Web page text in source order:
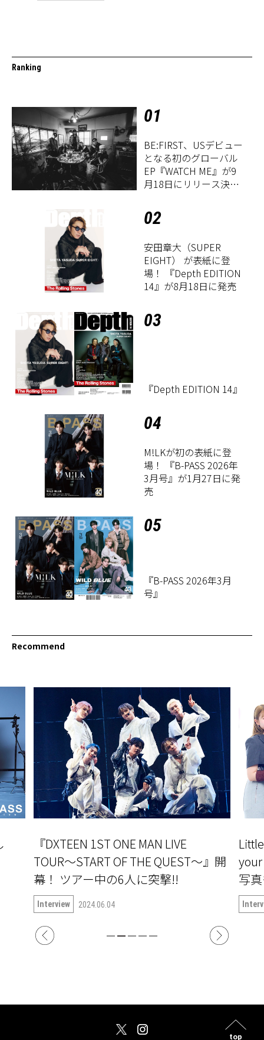
Ranking
01
BE:FIRST、USデビュー
となる初のグローバル
EP『WATCH ME』が9
月18日にリリース決
02
安田章大（SUPER
EIGHT） が表紙に登
場！ 『Depth EDITION
14』が8月18日に発売
03
『Depth EDITION 14』
04
M!LKが初の表紙に登
場！ 『B-PASS 2026年
3月号』が1月27日に発
売
05
『B-PASS 2026年3月
号』
Recommend
MAN LIVE
THE QUEST〜』開
6人に突撃!!
Little Glee Monster 新曲「
your bubble｣インタビュ
写真も公開！
top